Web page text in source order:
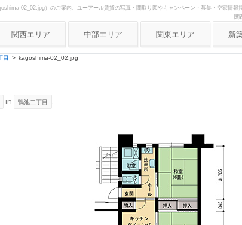
02_02.jpg）のご案内。ユーアール賃貸の写真・間取り図やキャンペーン・募集・空家情
関
関西エリア
大阪府
京都府
中部エリア 関東エリア 新
目 kagoshima-02_02.jpg
in 鴨池二丁目 .